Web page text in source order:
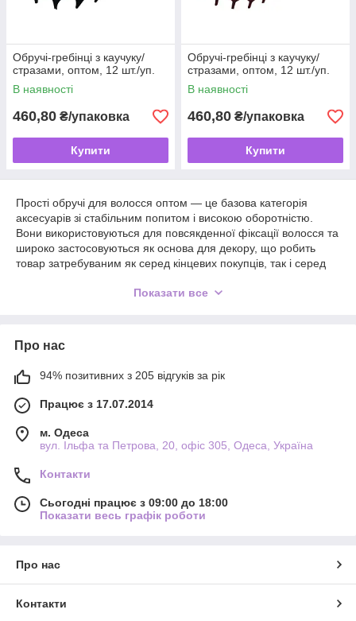
Обручі-гребінці з каучуку/
стразами, оптом, 12 шт./уп.
В наявності
460,80 ₴/упаковка
Купити
Обручі-гребінці з каучуку/
стразами, оптом, 12 шт./уп.
В наявності
460,80 ₴/упаковка
Купити
Прості обручі для волосся оптом — це базова категорія
аксесуарів зі стабільним попитом і високою оборотністю.
Вони використовуються для повсякденної фіксації волосся та
широко застосовуються як основа для декору, що робить
товар затребуваним як серед кінцевих покупців, так і серед
В інтернет-магазині «Мадам Брошкіна» представлені прості
моделей дозволяє формувати асортимент під різні цінові
сегменти та цільову аудиторію.
Категорія добре конвертується на Prom.ua за запитами:
обручі для волосся оптом, прості обручі оптом, обручі-
основи, аксесуари для волосся. Оптова купівля допомагає
підтримувати постійну наявність ходових позицій,
збільшувати середній чек і формувати комплексні
замовлення разом з декором, резинками та шпильками.
оптом у «Мадам Брошкіна», ви отримуєте ліквідний товар із
на маркетплейсах.
Показати все
Про нас
94% позитивних з 205 відгуків за рік
Працює з 17.07.2014
м. Одеса
вул. Ільфа та Петрова, 20, офіс 305, Одеса, Україна
Контакти
Сьогодні працює з 09:00 до 18:00
Показати весь графік роботи
Про нас
Контакти